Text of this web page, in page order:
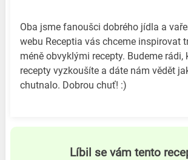
Oba jsme fanoušci dobrého jídla a
webu Receptia vás chceme inspirovat
méně obvyklými recepty. Budeme rádi,
recepty vyzkoušíte a dáte nám vědět
chutnalo. Dobrou chuť! :)
Líbil se vám tento